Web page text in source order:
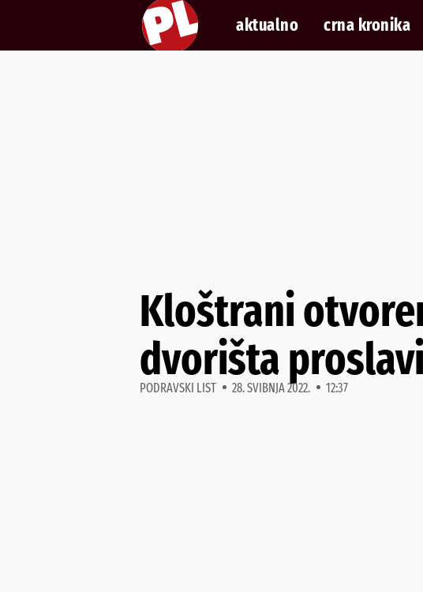
aktualno crna kronika
Kloštrani
dvorišta
PODRAVSKI LIST 28. SVIBNJA 2022. 12:37